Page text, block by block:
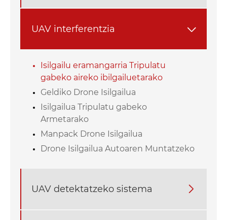
UAV interferentzia 
Isilgailu eramangarria Tripulatu
gabeko aireko ibilgailuetarako
Geldiko Drone Isilgailua
Isilgailua Tripulatu gabeko
Armetarako
Manpack Drone Isilgailua
Drone Isilgailua Autoaren Muntatzeko
UAV detektatzeko sistema 